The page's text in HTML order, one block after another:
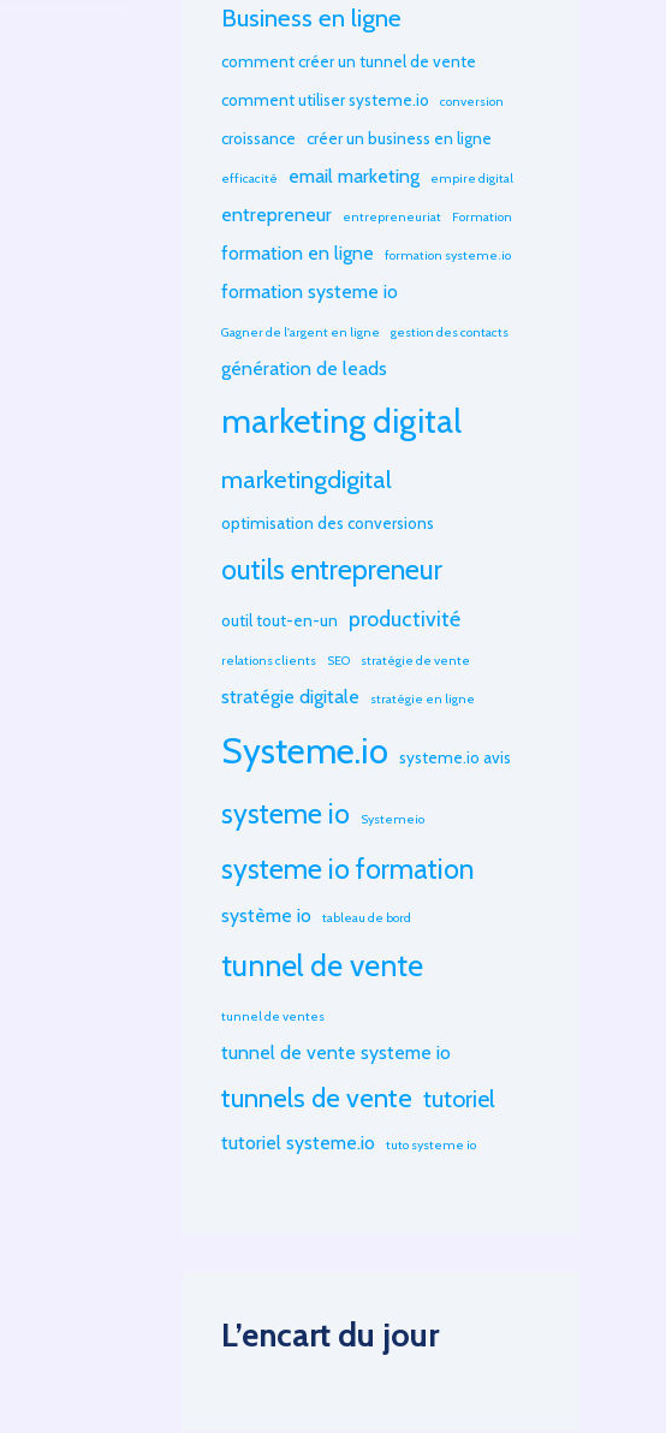
Business en ligne
comment créer un tunnel de vente
comment utiliser systeme.io
conversion
croissance créer un business en ligne
efficacité email marketing empire digital
entrepreneur entrepreneuriat Formation
formation en ligne formation systeme.io
formation systeme io
Gagner de l'argent en ligne gestion des contacts
génération de leads
marketing digital
marketingdigital
optimisation des conversions
outils entrepreneur
outil tout-en-un productivité
relations clients SEO stratégie de vente
stratégie digitale stratégie en ligne
Systeme.io systeme.io avis
systeme io Systemeio
systeme io formation
système io tableau de bord
tunnel de vente
tunnel de ventes
tunnel de vente systeme io
tunnels de vente tutoriel
tutoriel systeme.io tuto systeme io
L’encart du jour